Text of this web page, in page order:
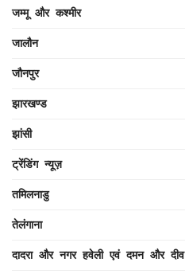
जम्मू और कश्मीर
जालौन
जौनपुर
झारखण्ड
झांसी
ट्रेंडिंग न्यूज़
तमिलनाडु
तेलंगाना
दादरा और नगर हवेली एवं दमन और दीव